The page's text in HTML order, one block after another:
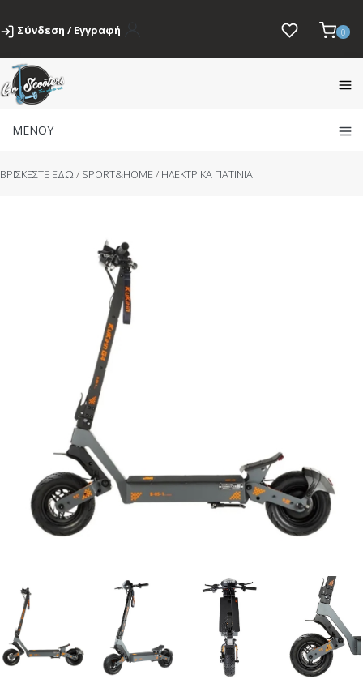
Σύνδεση / Εγγραφή 0
ΜΕΝΟΥ
BΡΙΣΚΕΣΤΕ ΕΔΩ / SPORT&HOME/ ΗΛΕΚΤΡΙΚΑ ΠΑΤΙΝΙΑ